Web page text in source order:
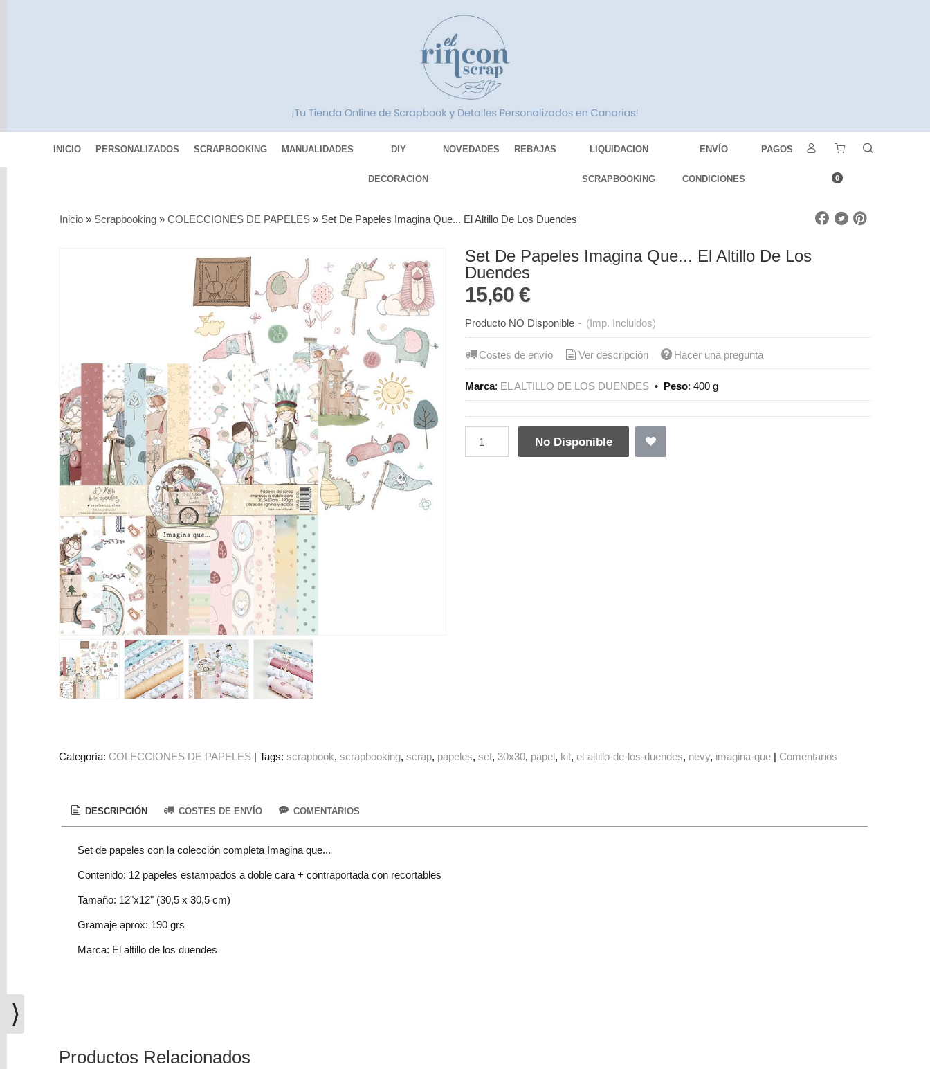
INICIO PERSONALIZADOS SCRAPBOOKING MANUALIDADES DIY
DECORACION
NOVEDADES REBAJAS LIQUIDACION
SCRAPBOOKING
ENVÍO
CONDICIONES
PAGOS
0
Vinilos
REBAJAS
Novedades
NAVIDAD
Papelería
Herramientas
Liquidación
Scrapbooking
Resinas
Colorantes
Regalo
Figuras
DIY
Marcas
Carrito
vacío
Inicio » Scrapbooking »COLECCIONES DE PAPELES » Set De Papeles Imagina Que... El Altillo De Los Duendes
Set De Papeles Imagina Que... El Altillo De Los
Duendes
15,60 €
Producto NO Disponible - (Imp. Incluidos)
Costes de envío Ver descripción Hacer una pregunta
Marca: EL ALTILLO DE LOS DUENDES • Peso:400 g
No Disponible
Categoría: COLECCIONES DE PAPELES |Tags:scrapbook scrapbooking scrap papeles set 30x30 papel kit el-altillo-de-los-duendes nevy imagina-que | Comentarios
DESCRIPCIÓN COSTES DE ENVÍO COMENTARIOS
Set de papeles con la colección completa Imagina que...
Contenido: 12 papeles estampados a doble cara + contraportada con recortables
Tamaño: 12"x12" (30,5 x 30,5 cm)
Gramaje aprox: 190 grs
Marca: El altillo de los duendes
Productos Relacionados
⟩